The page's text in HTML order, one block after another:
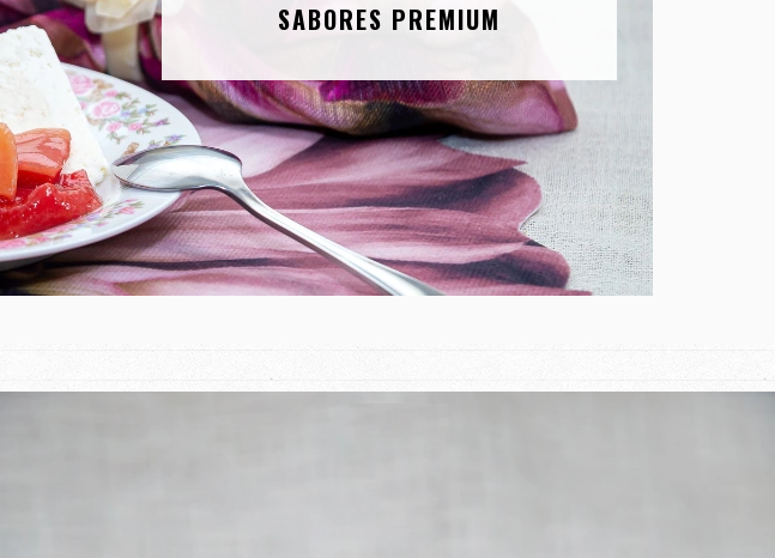
SABORES PREMIUM